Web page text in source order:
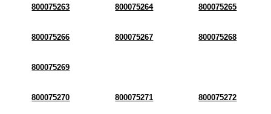
800075263 800075264 800075265
800075266 800075267 800075268
800075269
800075270 800075271 800075272